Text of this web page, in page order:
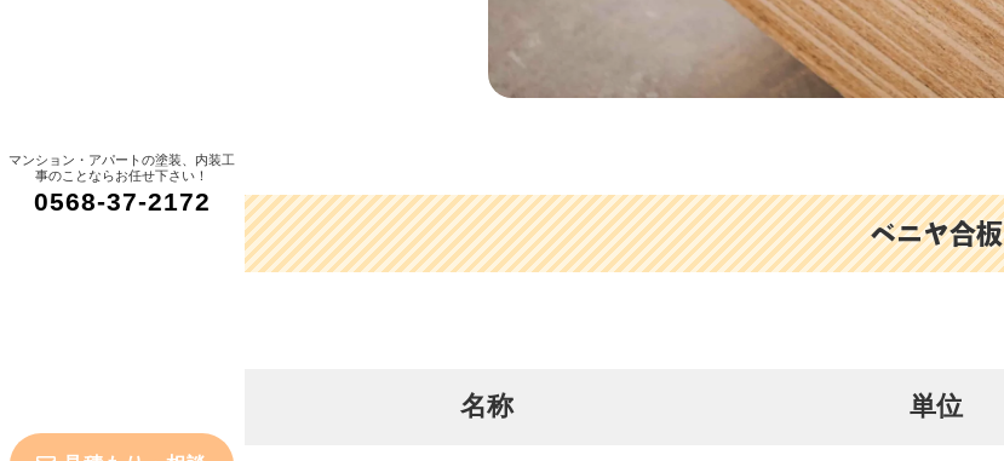
マンション・アパートの塗装、内装工
事のことならお任せ下さい！
0568-37-2172
ベニヤ合板
名称 単位